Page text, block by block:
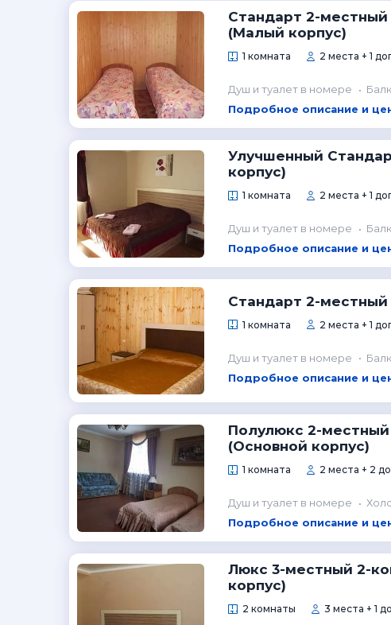
Стандарт 2-местный
(Малый корпус)
1 комната 2 места + 1
Душ и туалет в номере
Подробное описание и
Улучшенный
корпус)
1 комната 2 места + 1
Душ и туалет в номере
Подробное описание и
Стандарт 2-
1 комната 2 места + 1
Душ и туалет в номере
Подробное описание и
Полулюкс 2-
(Основной корпус)
1 комната 2 места + 2
Душ и туалет в номере
Подробное описание и
Люкс 3-местный 2-
корпус)
2 комнаты 3 места + 1